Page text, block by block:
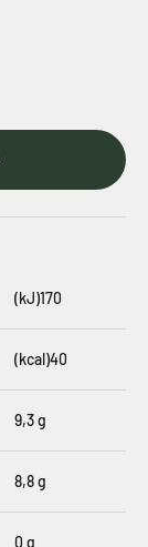
(kJ)170
(kcal)40
9,3 g
8,8 g
0 g